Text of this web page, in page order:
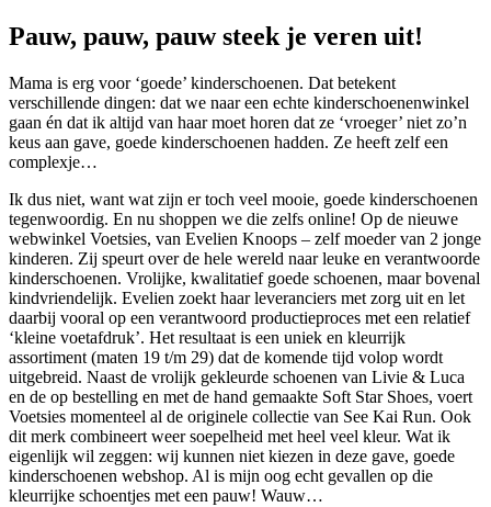
Pauw, pauw, pauw steek je veren uit!
Mama is erg voor ‘goede’ kinderschoenen. Dat betekent
verschillende dingen: dat we naar een echte kinderschoenenwinkel
gaan én dat ik altijd van haar moet horen dat ze ‘vroeger’ niet zo’n
keus aan gave, goede kinderschoenen hadden. Ze heeft zelf een
complexje…
Ik dus niet, want wat zijn er toch veel mooie, goede kinderschoenen
tegenwoordig. En nu shoppen we die zelfs online! Op de nieuwe
webwinkel Voetsies, van Evelien Knoops – zelf moeder van 2 jonge
kinderen. Zij speurt over de hele wereld naar leuke en verantwoorde
kinderschoenen. Vrolijke, kwalitatief goede schoenen, maar bovenal
kindvriendelijk. Evelien zoekt haar leveranciers met zorg uit en let
daarbij vooral op een verantwoord productieproces met een relatief
‘kleine voetafdruk’. Het resultaat is een uniek en kleurrijk
assortiment (maten 19 t/m 29) dat de komende tijd volop wordt
uitgebreid. Naast de vrolijk gekleurde schoenen van Livie & Luca
en de op bestelling en met de hand gemaakte Soft Star Shoes, voert
Voetsies momenteel al de originele collectie van See Kai Run. Ook
dit merk combineert weer soepelheid met heel veel kleur. Wat ik
eigenlijk wil zeggen: wij kunnen niet kiezen in deze gave, goede
kinderschoenen webshop. Al is mijn oog echt gevallen op die
kleurrijke schoentjes met een pauw! Wauw…